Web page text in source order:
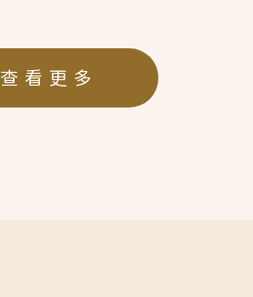
查看更多